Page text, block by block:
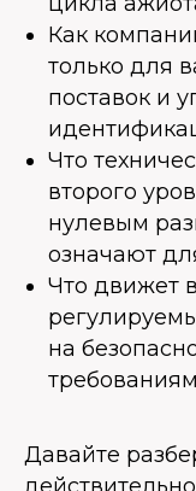
Как
только для
поставок и
Что
второго
нулевым
означают
Что движет
на
Давайте